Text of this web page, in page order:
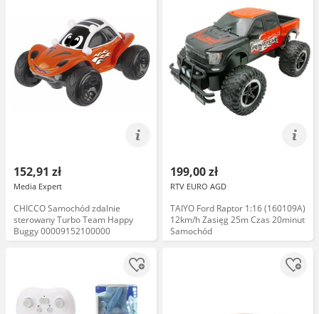
152,91 zł
Media Expert
CHICCO Samochód zdalnie
sterowany Turbo Team Happy
Buggy 00009152100000
199,00 zł
RTV EURO AGD
TAIYO Ford Raptor 1:16 (160109A)
12km/h Zasięg 25m Czas 20minut
Samochód